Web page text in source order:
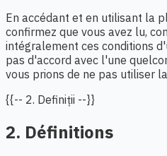
En accédant et en utilisant la
confirmez que vous avez lu,
intégralement ces conditions
pas d'accord avec l'une
vous prions de ne pas utiliser
{{-- 2. Definiții --}}
2. Définitions